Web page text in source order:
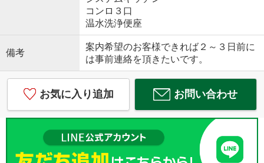
コンロ３口
温水洗浄便座
備考
案内希望のお客様できれば２～３日前に
は事前連絡を頂きたいです。
お気に入り追加 お問い合わせ